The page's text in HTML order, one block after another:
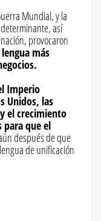
Mundial, y la
así
provocaron
más
Imperio
Unidos, las
el crecimiento
para que el
después de que
de unificación